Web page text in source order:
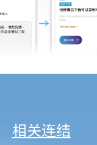
刑事罪行以及刑罚是甚么？
吗？
相关连结